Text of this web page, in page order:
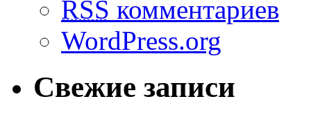
RSS комментариев
WordPress.org
Свежие записи